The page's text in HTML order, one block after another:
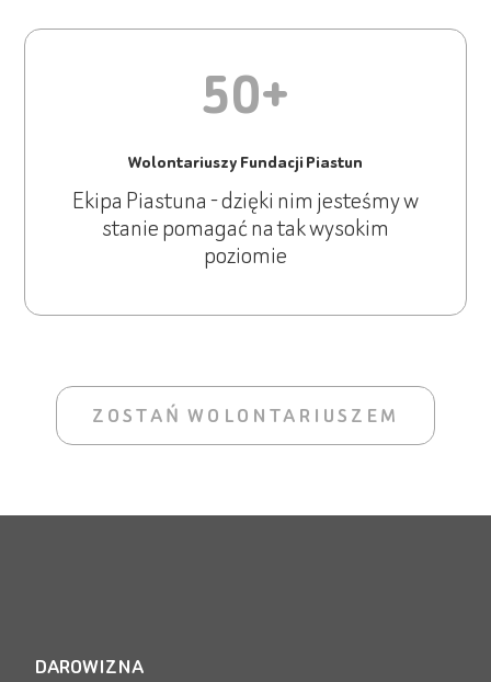
50+
Wolontariuszy Fundacji Piastun
Ekipa Piastuna - dzięki nim jesteśmy w
stanie pomagać na tak wysokim
poziomie
ZOSTAŃ WOLONTARIUSZEM
DAROWIZNA